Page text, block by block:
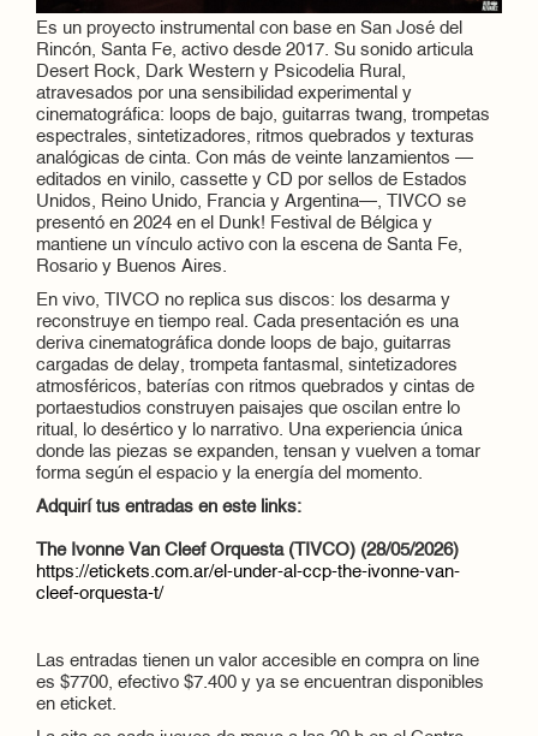
Es un proyecto instrumental con base en San José del
Rincón, Santa Fe, activo desde 2017. Su sonido articula
Desert Rock, Dark Western y Psicodelia Rural,
atravesados por una sensibilidad experimental y
cinematográfica: loops de bajo, guitarras twang, trompetas
espectrales, sintetizadores, ritmos quebrados y texturas
analógicas de cinta. Con más de veinte lanzamientos —
editados en vinilo, cassette y CD por sellos de Estados
Unidos, Reino Unido, Francia y Argentina—, TIVCO se
presentó en 2024 en el Dunk! Festival de Bélgica y
mantiene un vínculo activo con la escena de Santa Fe,
Rosario y Buenos Aires.
En vivo, TIVCO no replica sus discos: los desarma y
reconstruye en tiempo real. Cada presentación es una
deriva cinematográfica donde loops de bajo, guitarras
cargadas de delay, trompeta fantasmal, sintetizadores
atmosféricos, baterías con ritmos quebrados y cintas de
portaestudios construyen paisajes que oscilan entre lo
ritual, lo desértico y lo narrativo. Una experiencia única
donde las piezas se expanden, tensan y vuelven a tomar
forma según el espacio y la energía del momento.
Adquirí tus entradas en este links:
The Ivonne Van Cleef Orquesta (TIVCO) (28/05/2026)
https://etickets.com.ar/el-under-al-ccp-the-ivonne-van-
cleef-orquesta-t/
Las entradas tienen un valor accesible en compra on line
es $7700, efectivo $7.400 y ya se encuentran disponibles
en eticket.